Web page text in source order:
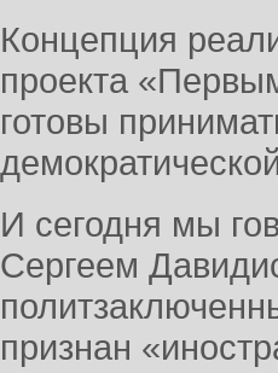
Концепция
проекта
готовы
И сегодня мы
Сергеем
признан